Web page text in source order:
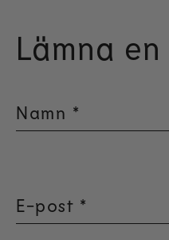
Lämna
Namn *
E-post *